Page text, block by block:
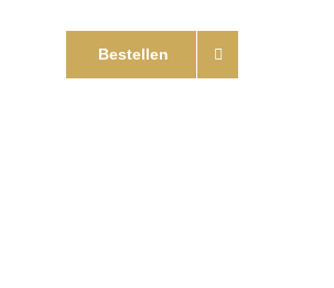
Bestellen